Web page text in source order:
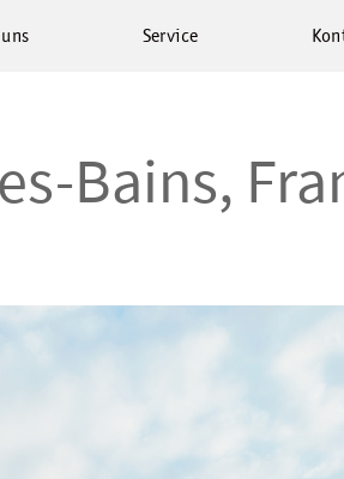
Service
Bains,